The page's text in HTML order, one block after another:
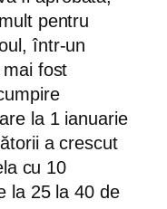
pentru
într-un
fost
la 1 ianuarie
a crescut
cu 10
la 25 la 40 de